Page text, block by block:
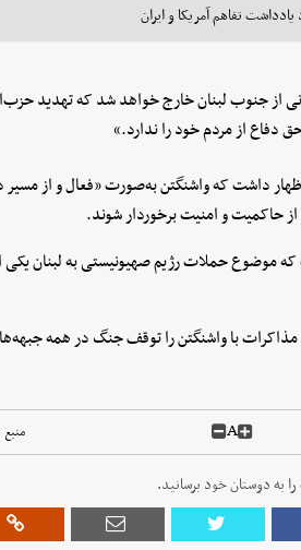
تفاهم آمریکا و ایران
از جنوب لبنان خارج خواهد شد که تهدید
دفاع از مردم خود را ندارد.»
داشت که واشنگتن به‌صورت «فعال و از
از حاکمیت و امنیت برخوردار شوند.
موضوع حملات رژیم صهیونیستی به لبنان یکی از
مذاکرات با واشنگتن را توقف جنگ در همه
A
به دوستان خود برسانید.